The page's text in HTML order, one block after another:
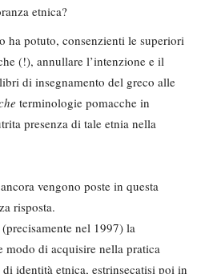
etnica?
ha potuto, consenzienti le superiori
(!), annullare l’intenzione e il
di insegnamento del greco alle
terminologie pomacche in
presenza di tale etnia nella
vengono poste in questa
risposta.
nel 1997) la
modo di acquisire nella pratica
identità etnica, estrinsecatisi poi in